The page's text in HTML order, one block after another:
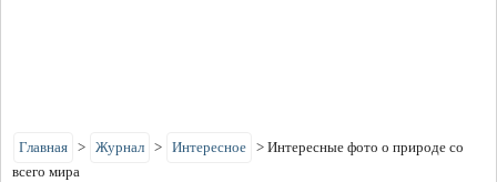
Главная > Журнал > Интересное > Интересные фото о природе со
всего мира